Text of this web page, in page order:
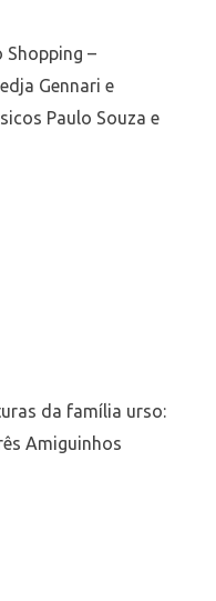
Shopping –
Gennari e
Paulo Souza e
da família urso:
Amiguinhos